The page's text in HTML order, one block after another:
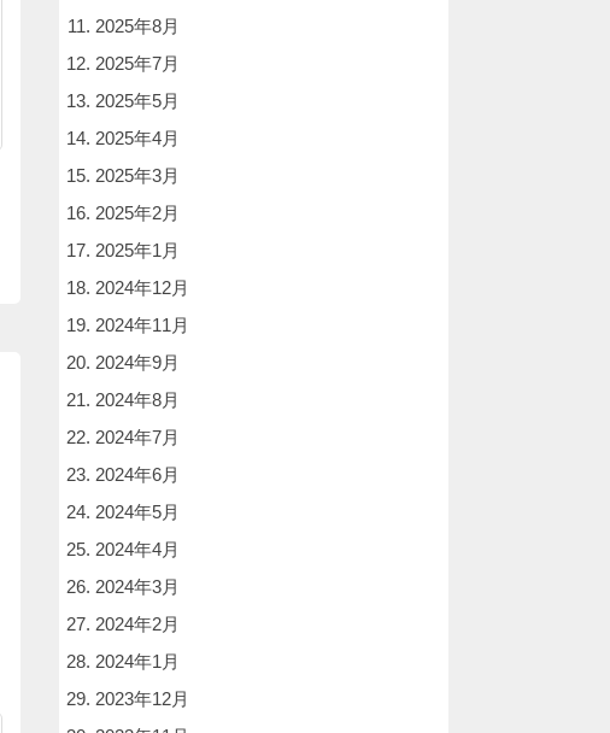
2025年8月
2025年7月
2025年5月
2025年4月
2025年3月
2025年2月
2025年1月
2024年12月
2024年11月
2024年9月
2024年8月
2024年7月
2024年6月
2024年5月
2024年4月
2024年3月
2024年2月
2024年1月
2023年12月